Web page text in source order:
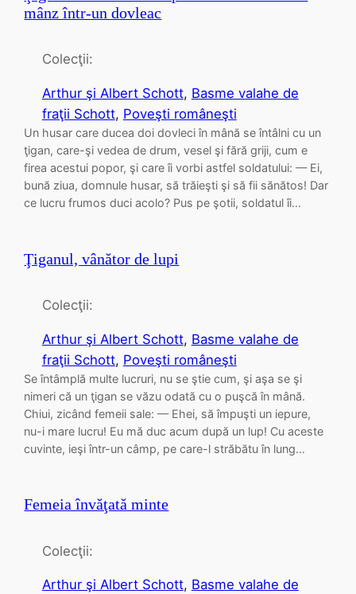
mânz într-un dovleac
Colecţii:
Arthur şi Albert Schott, Basme valahe de
fraţii Schott, Poveşti româneşti
Un husar care ducea doi dovleci în mână se întâlni cu un
ţigan, care-şi vedea de drum, vesel şi fără griji, cum e
firea acestui popor, şi care îi vorbi astfel soldatului: — Ei,
bună ziua, domnule husar, să trăieşti şi să fii sănătos! Dar
ce lucru frumos duci acolo? Pus pe şotii, soldatul îi…
Ţiganul, vânător de lupi
Colecţii:
Arthur şi Albert Schott, Basme valahe de
fraţii Schott, Poveşti româneşti
Se întâmplă multe lucruri, nu se ştie cum, şi aşa se şi
nimeri că un ţigan se văzu odată cu o puşcă în mână.
Chiui, zicând femeii sale: — Ehei, să împuşti un iepure,
nu-i mare lucru! Eu mă duc acum după un lup! Cu aceste
cuvinte, ieşi într-un câmp, pe care-l străbătu în lung…
Femeia învăţată minte
Colecţii:
Arthur şi Albert Schott, Basme valahe de